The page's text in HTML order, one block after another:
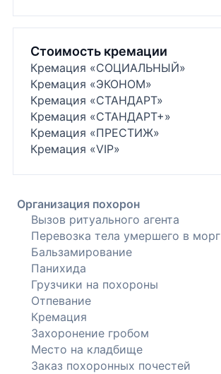
Стоимость кремации
Кремация «СОЦИАЛЬНЫЙ»
Кремация «ЭКОНОМ»
Кремация «СТАНДАРТ»
Кремация «СТАНДАРТ+»
Кремация «ПРЕСТИЖ»
Кремация «VIP»
Организация похорон
Вызов ритуального агента
Перевозка тела умершего в морг
Бальзамирование
Панихида
Грузчики на похороны
Отпевание
Кремация
Захоронение гробом
Место на кладбище
Заказ похоронных почестей